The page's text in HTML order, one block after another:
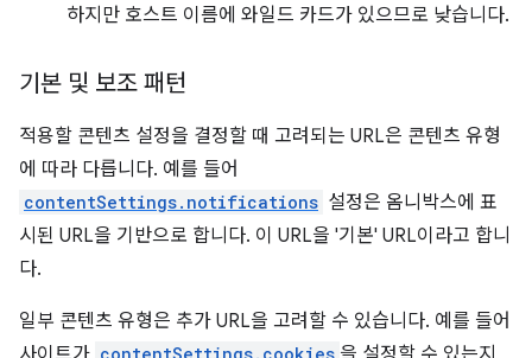
하지만 호스트 이름에 와일드 카드가 있으므로 낮습니다.
기본 및 보조 패턴
적용할 콘텐츠 설정을 결정할 때 고려되는 URL은 콘텐츠 유형
에 따라 다릅니다. 예를 들어
contentSettings.notifications 설정은 옴니박스에 표
시된 URL을 기반으로 합니다. 이 URL을 '기본' URL이라고 합니
다.
일부 콘텐츠 유형은 추가 URL을 고려할 수 있습니다. 예를 들어